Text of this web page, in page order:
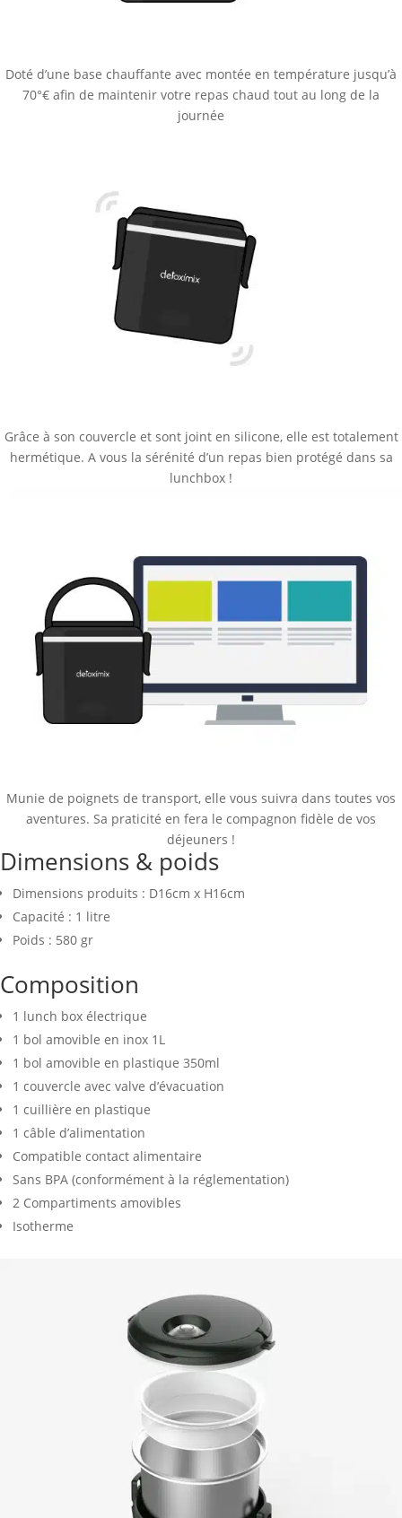
Doté d’une base chauffante avec montée en température jusqu’à
70°€ afin de maintenir votre repas chaud tout au long de la
journée
Grâce à son couvercle et sont joint en silicone, elle est totalement
hermétique. A vous la sérénité d’un repas bien protégé dans sa
lunchbox !
Munie de poignets de transport, elle vous suivra dans toutes vos
aventures. Sa praticité en fera le compagnon fidèle de vos
déjeuners !
Dimensions & poids
Dimensions produits : D16cm x H16cm
Capacité : 1 litre
Poids : 580 gr
Composition
1 lunch box électrique
1 bol amovible en inox 1L
1 bol amovible en plastique 350ml
1 couvercle avec valve d’évacuation
1 cuillière en plastique
1 câble d’alimentation
Compatible contact alimentaire
Sans BPA (conformément à la réglementation)
2 Compartiments amovibles
Isotherme